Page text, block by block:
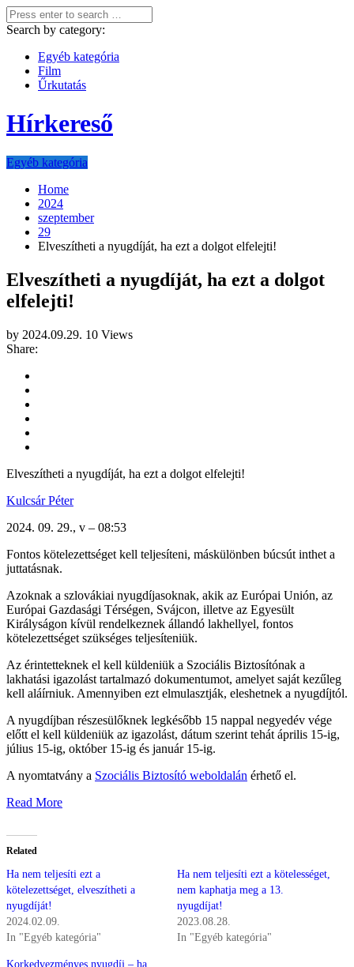
Search by category:
Egyéb kategória
Film
Űrkutatás
Hírkereső
Egyéb kategória
Home
2024
szeptember
29
Elveszítheti a nyugdíját, ha ezt a dolgot elfelejti!
Elveszítheti a nyugdíját, ha ezt a dolgot
elfelejti!
by 2024.09.29. 10 Views
Share:
Elveszítheti a nyugdíját, ha ezt a dolgot elfelejti!
Kulcsár Péter
2024. 09. 29., v – 08:53
Fontos kötelezettséget kell teljesíteni, máskülönben búcsút inthet a
juttatásnak.
Azoknak a szlovákiai nyugdíjasoknak, akik az Európai Unión, az
Európai Gazdasági Térségen, Svájcon, illetve az Egyesült
Királyságon kívül rendelkeznek állandó lakhellyel, fontos
kötelezettséget szükséges teljesíteniük.
Az érintetteknek el kell küldeniük a Szociális Biztosítónak a
lakhatási igazolást tartalmazó dokumentumot, amelyet saját kezűleg
kell aláírniuk. Amennyiben ezt elmulasztják, eleshetnek a nyugdíjtól.
A nyugdíjban részesülőknek legkésőbb 15 nappal negyedév vége
előtt el kell küldeniük az igazolást, dátum szerint tehát április 15-ig,
július 15-ig, október 15-ig és január 15-ig.
A nyomtatvány a Szociális Biztosító weboldalán érhető el.
Read More
Related
Ha nem teljesíti ezt a
kötelezettséget, elveszítheti a
nyugdíját!
2024.02.09.
In "Egyéb kategória"
Ha nem teljesíti ezt a kötelességet,
nem kaphatja meg a 13.
nyugdíjat!
2023.08.28.
In "Egyéb kategória"
Korkedvezményes nyugdíj – ha